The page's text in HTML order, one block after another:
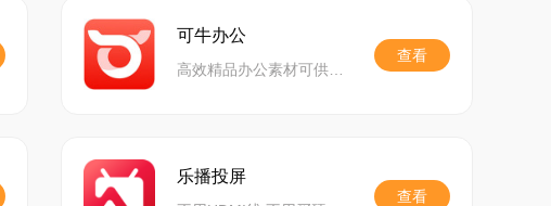
可牛办公
查看
乐播投屏
查看